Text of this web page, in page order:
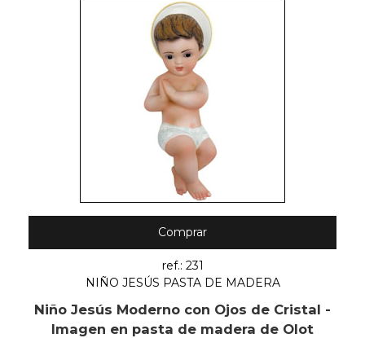
Comprar
ref.: 231
NIÑO JESÚS PASTA DE MADERA
Niño Jesús Moderno con Ojos de Cristal -
Imagen en pasta de madera de Olot